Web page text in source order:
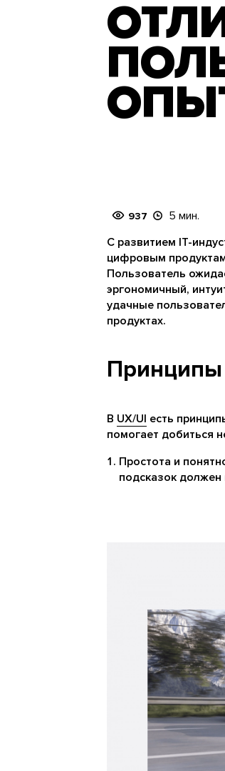
937 5 мин.
С развитием IT-
цифровым
Пользователь
эргономичный,
удачные
продуктах.
Принципы
В UX/UI есть
помогает добиться
Простота и
подсказок должен